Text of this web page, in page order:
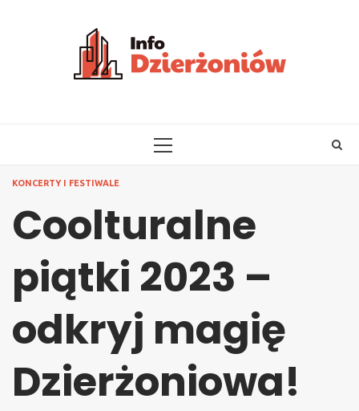
PRIMARY
KONCERTY I FESTIWALE
Coolturalne
piątki 2023 –
odkryj magię
Dzierżoniowa!